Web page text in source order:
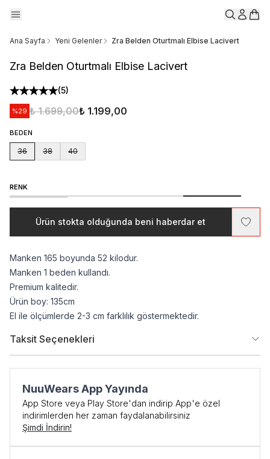
Ana Sayfa Yeni Gelenler Zra Belden Oturtmalı Elbise Lacivert
Zra Belden Oturtmalı Elbise Lacivert
(5)
%29 ₺ 1.699,00₺ 1.199,00
BEDEN
36 38 40
RENK
Ürün stokta olduğunda beni haberdar et
Manken 165 boyunda 52 kilodur.
Manken 1 beden kullandı.
Premium kalitedir.
Ürün boy: 135cm
El ile ölçümlerde 2-3 cm farklılık göstermektedir.
Taksit Seçenekleri
NuuWears App Yayında
App Store veya Play Store'dan indirip App'e özel
indirimlerden her zaman faydalanabilirsiniz
Şimdi İndirin!